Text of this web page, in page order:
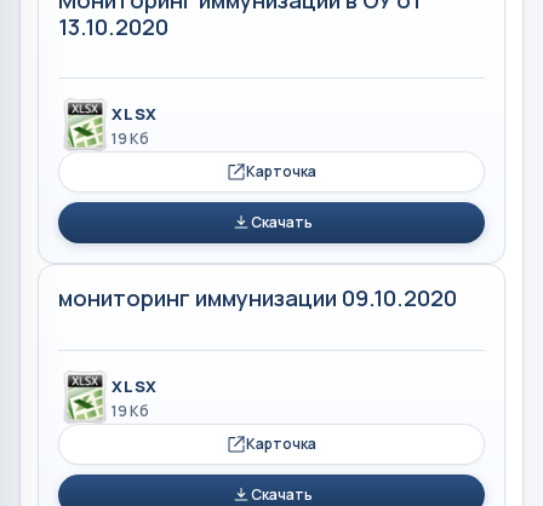
13.10.2020
XLSX
19 Кб
Карточка
Скачать
мониторинг иммунизации 09.10.2020
XLSX
19 Кб
Карточка
Скачать